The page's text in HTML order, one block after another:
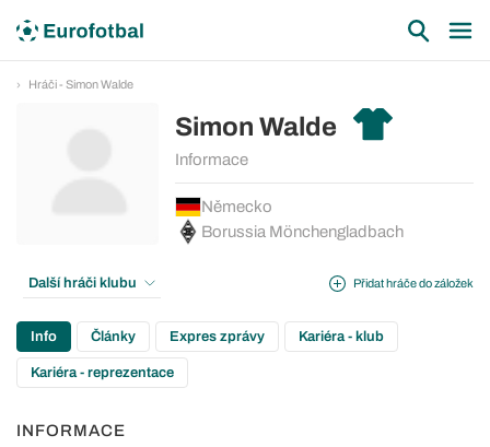
Hráči - Simon Walde
Simon Walde
Informace
Německo
Borussia Mönchengladbach
Přidat hráče do záložek
Další hráči klubu
Info Články Expres zprávy Kariéra - klub
Kariéra - reprezentace
INFORMACE